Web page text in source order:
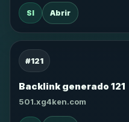
SI Abrir
#121
Backlink generado 121
501.xg4ken.com